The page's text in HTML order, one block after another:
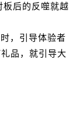
板后的反噬就越
，引导体验者
品，就引导大